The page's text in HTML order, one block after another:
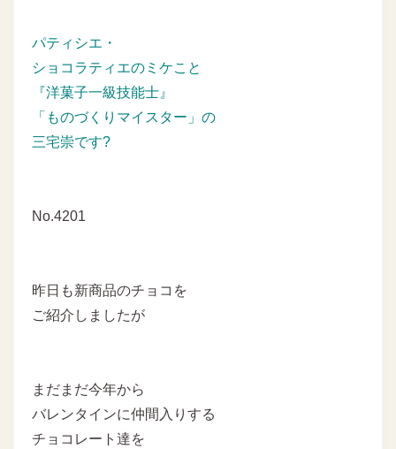
パティシエ・
ショコラティエのミケこと
『洋菓子一級技能士』
「ものづくりマイスター」の
三宅崇です?
No.4201
昨日も新商品のチョコを
ご紹介しましたが
まだまだ今年から
バレンタインに仲間入りする
チョコレート達を